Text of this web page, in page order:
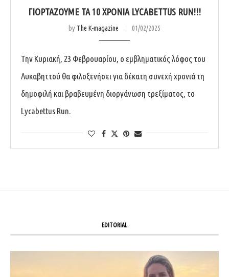
ΓΙΟΡΤΑΖΟΥΜΕ ΤΑ 10 ΧΡΟΝΙΑ LYCABETTUS RUN!!!
by The K-magazine 01/02/2025
Την Κυριακή, 23 Φεβρουαρίου, ο εμβληματικός λόφος του
Λυκαβηττού θα φιλοξενήσει για δέκατη συνεχή χρονιά τη
δημοφιλή και βραβευμένη διοργάνωση τρεξίματος, το
Lycabettus Run.
EDITORIAL